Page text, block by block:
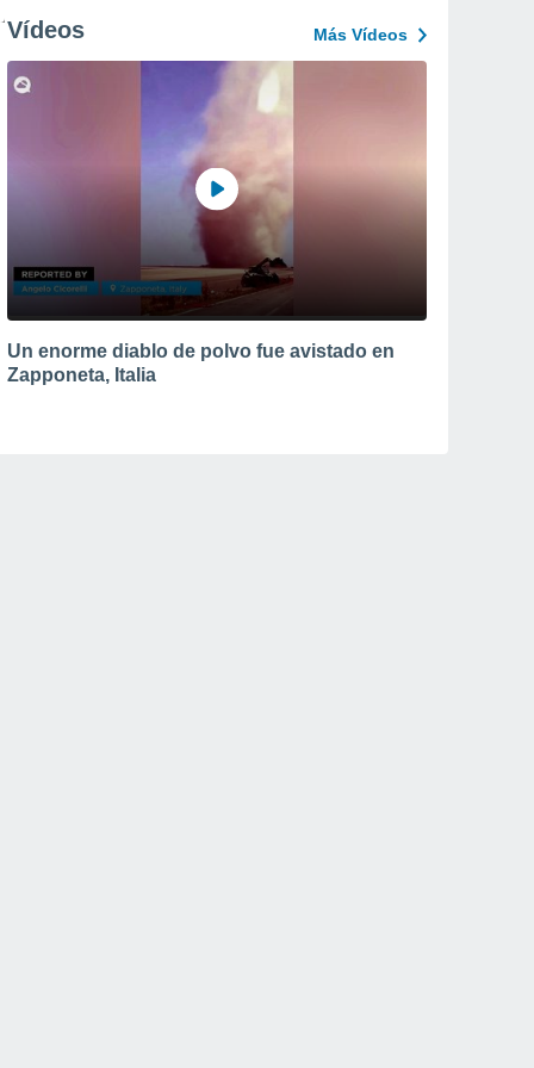
Vídeos Más Vídeos
Un enorme diablo de polvo fue avistado en
Zapponeta, Italia